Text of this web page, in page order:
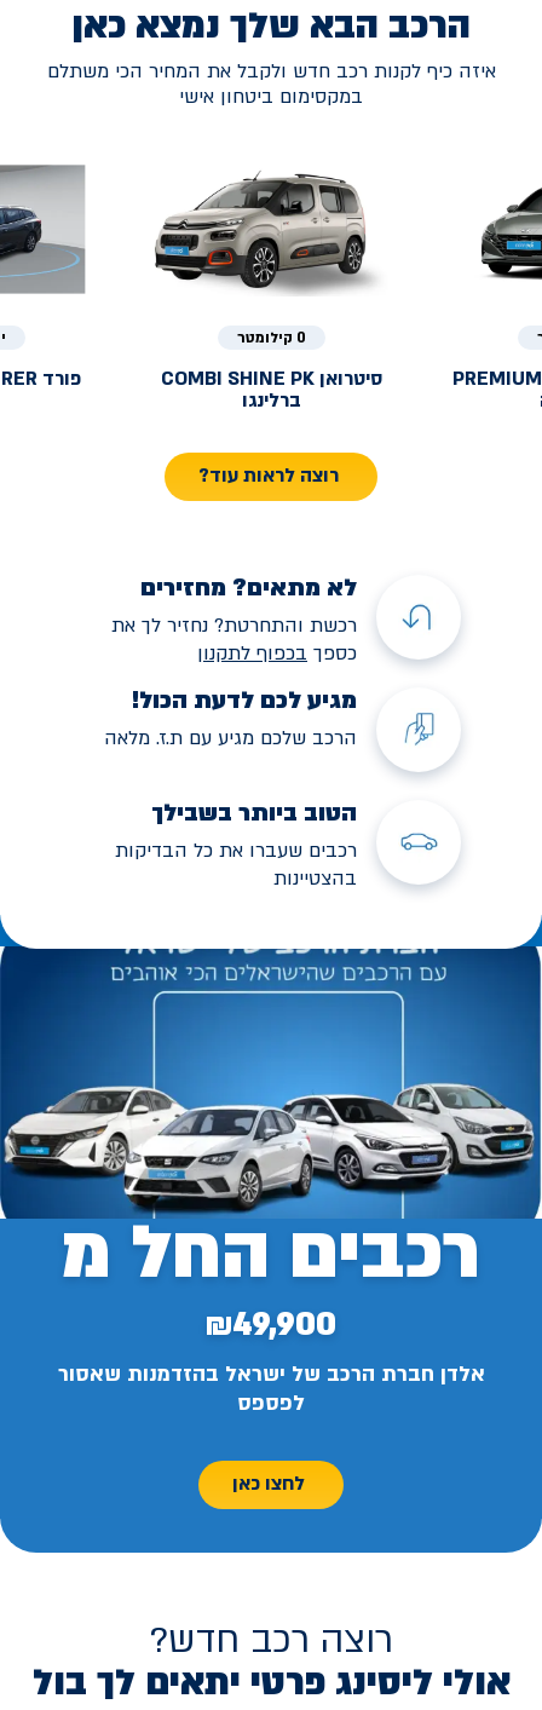
הרכב הבא שלך נמצא כאן
איזה כיף לקנות רכב חדש ולקבל את המחיר הכי משתלם
במקסימום ביטחון אישי
0 קילומטר
סיטרואן COMBI SHINE PK
ברלינגו
פורד
רוצה לראות עוד?
לא מתאים? מחזירים
רכשת והתחרטת? נחזיר לך את
כספך בכפוף לתקנון
מגיע לכם לדעת הכול!
הרכב שלכם מגיע עם ת.ז. מלאה
הטוב ביותר בשבילך
רכבים שעברו את כל הבדיקות
בהצטיינות
רכבים החל מ
₪49,900
אלדן חברת הרכב של ישראל בהזדמנות שאסור
לפספס
לחצו כאן
רוצה רכב חדש?
אולי ליסינג פרטי יתאים לך בול